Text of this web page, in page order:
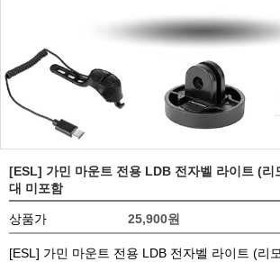
[ESL] 가민 마운트 전용 LDB 전자벨 라이트 (리
대 미포함
상품가 25,900원
[ESL] 가민 마운트 전용 LDB 전자벨 라이트 (리